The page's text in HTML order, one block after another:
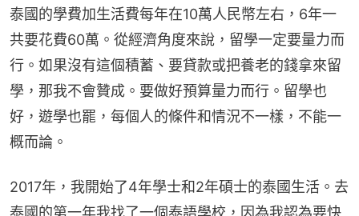
泰國的學費加生活費每年在10萬人民幣左右，6年一
共要花費60萬。從經濟角度來說，留學一定要量力而
行。如果沒有這個積蓄、要貸款或把養老的錢拿來留
學，那我不會贊成。要做好預算量力而行。留學也
好，遊學也罷，每個人的條件和情況不一樣，不能一
概而論。
2017年，我開始了4年學士和2年碩士的泰國生活。去
泰國的第一年我找了一個泰語學校，因為我認為要快